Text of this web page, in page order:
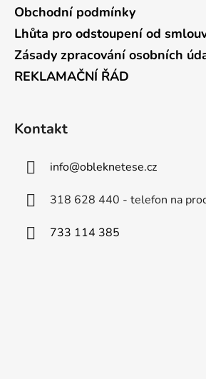
Obchodní podmínky
Lhůta pro odstoupení od
Zásady zpracování osobních
REKLAMAČNÍ ŘÁD
Kontakt
info@obleknetese.cz
318 628 440 - telefon na
733 114 385